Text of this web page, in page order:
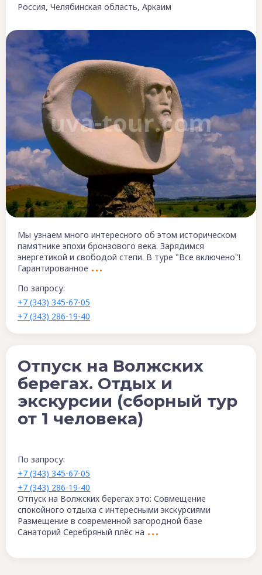
Россия, Челябинская область, Аркаим
Мы узнаем много интересного об этом историческом
памятнике эпохи бронзового века. Зарядимся
энергетикой и свободой степи. В туре "Все включено"!
Гарантированное
По запросу:
+7 (343) 345-67-05
+7 (343) 286-19-40
Отпуск на Волжских
берегах. Отдых и
экскурсии (сборный тур
от 1 человека)
Отпуск на Волжских берегах это: Совмещение
спокойного отдыха с интересными экскурсиями
Размещение в современной загородной базе
Санаторий Серебряный плёс на
По запросу:
+7 (343) 345-67-05
+7 (343) 286-19-40